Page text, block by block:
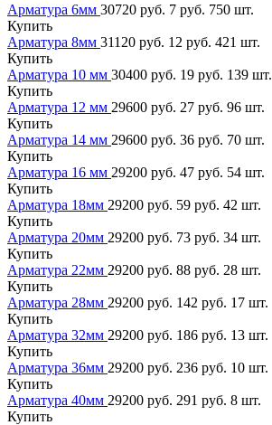
Арматура 6мм 30720 руб. 7 руб. 750 шт.
Купить
Арматура 8мм 31120 руб. 12 руб. 421 шт.
Купить
Арматура 10 мм 30400 руб. 19 руб. 139 шт.
Купить
Арматура 12 мм 29600 руб. 27 руб. 96 шт.
Купить
Арматура 14 мм 29600 руб. 36 руб. 70 шт.
Купить
Арматура 16 мм 29200 руб. 47 руб. 54 шт.
Купить
Арматура 18мм 29200 руб. 59 руб. 42 шт.
Купить
Арматура 20мм 29200 руб. 73 руб. 34 шт.
Купить
Арматура 22мм 29200 руб. 88 руб. 28 шт.
Купить
Арматура 28мм 29200 руб. 142 руб. 17 шт.
Купить
Арматура 32мм 29200 руб. 186 руб. 13 шт.
Купить
Арматура 36мм 29200 руб. 236 руб. 10 шт.
Купить
Арматура 40мм 29200 руб. 291 руб. 8 шт.
Купить